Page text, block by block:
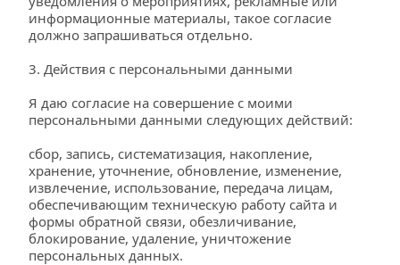
информационные материалы, такое согласие
должно запрашиваться отдельно.
3. Действия с персональными данными
Я даю согласие на совершение с моими
персональными данными следующих действий:
сбор, запись, систематизация, накопление,
хранение, уточнение, обновление, изменение,
извлечение, использование, передача лицам,
обеспечивающим техническую работу сайта и
формы обратной связи, обезличивание,
блокирование, удаление, уничтожение
персональных данных.